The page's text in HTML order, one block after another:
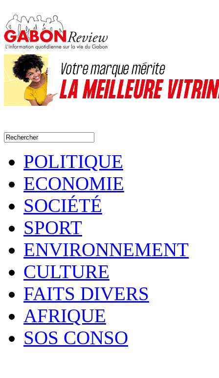
POLITIQUE
ECONOMIE
SOCIÉTÉ
SPORT
ENVIRONNEMENT
CULTURE
FAITS DIVERS
AFRIQUE
SOS CONSO